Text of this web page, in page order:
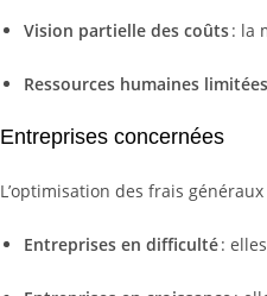
Vision partielle des coûts: la
Ressources humaines limitées
Entreprises concernées
L’optimisation des frais
Entreprises en difficulté: